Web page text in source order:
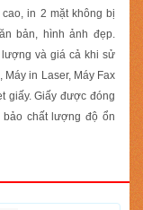
in 2 mặt không bị
bản, hình ảnh đẹp.
lượng và giá cả khi sử
in Laser, Máy Fax
giấy. Giấy được đóng
chất lượng độ ổn